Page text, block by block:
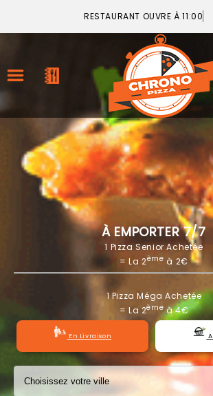
RESTAURANT OUVRE À 11:00
ACCUEIL
LA CARTE
VOTRE COMPTE
NOTRE RESTAURANT
VOS AVIS
MENTIONS LÉGALES
À EMPORTER 7/7
1 Pizza Senior Achetée
= La 2ème à 2€
1 Pizza Méga Achetée
= La 2èmeà 4€
En Livraison